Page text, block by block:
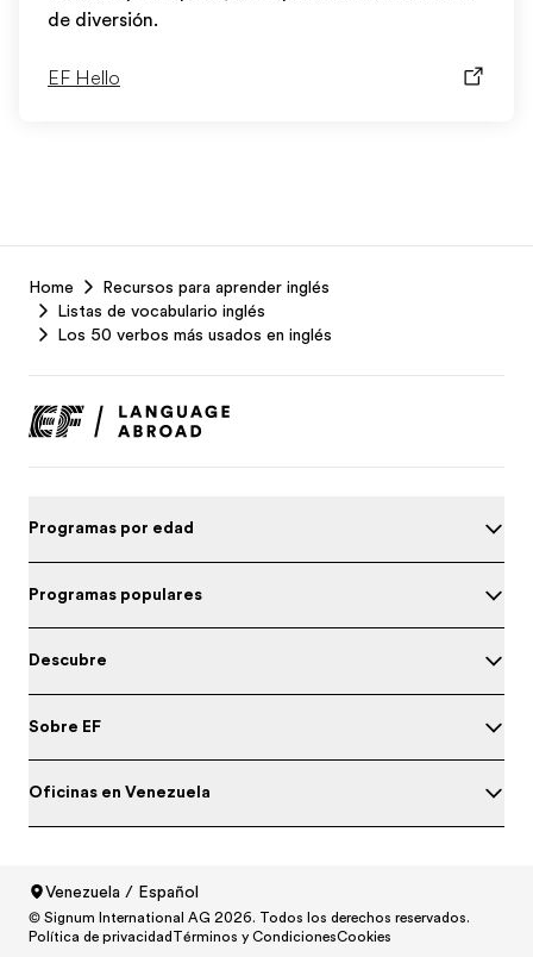
de diversión.
EF Hello
Footer
Home
Recursos para aprender inglés
Listas de vocabulario inglés
Los 50 verbos más usados en inglés
Programas por edad
Programas populares
Descubre
Sobre EF
Oficinas en Venezuela
Venezuela / Español
North America/Canada / English
North America
Canada / Français
© Signum International AG 2026. Todos los derechos reservados.
Política de privacidadTérminos y CondicionesCookies